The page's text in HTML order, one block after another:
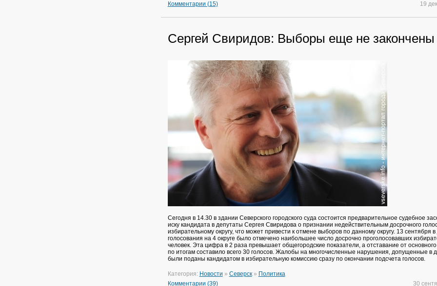
Комментарии (15)
19
Сергей Свиридов: Выборы еще не закончены
Сегодня в 14.30 в здании Северского городского суда состоится предварительное судебное
иску кандидата в депутаты Сергея Свиридова о признании недействительным досрочного
избирательному округу, что может привести к отмене выборов по данному округу. 13 сентября в
голосования на 4 округе было отмечено наибольшее число досрочно проголосовавших
человек. Эта цифра в 2 раза превышает общегородские показатели, а отставание от
по итогам составило всего 30 голосов. Жалобы на многочисленные нарушения, допущенные в
были поданы кандидатом в избирательную комиссию сразу по окончании подсчета голосов.
Категория: Новости » Северск» Политика
Комментарии (39)
30